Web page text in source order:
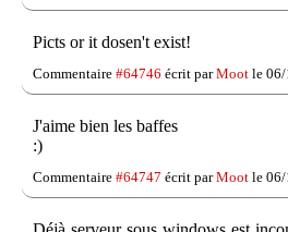
Picts or it dosen't exist!
Commentaire #64746 écrit parMoot le 06/
J'aime bien les baffes
:)
Commentaire #64747 écrit parMoot le 06/